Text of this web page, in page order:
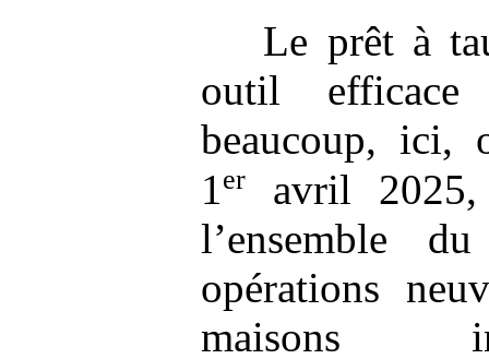
Le prêt à
outil
beaucoup, ici,
1er
avril 2025,
l’ensemble
opérations
maisons